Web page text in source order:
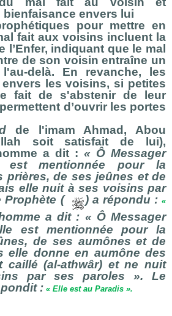
envers lui
pour mettre en
fait aux voisins incluent la
l’Enfer, indiquant que le mal
de son voisin entraîne un
delà. En revanche, les
les voisins, si petites
fait de s'abstenir de leur
d’ouvrir les portes
de l'imam Ahmad, Abou
soit satisfait de lui),
a dit : « Ô Messager
est mentionnée pour la
prières, de ses jeûnes et de
elle nuit à ses voisins par
Prophète (
) a répondu :«
a dit : « Ô Messager
est mentionnée pour la
de ses aumônes et de
elle donne en aumône des
caillé (al-athwâr) et ne nuit
par ses paroles ». Le
: « Elle est au Paradis ».